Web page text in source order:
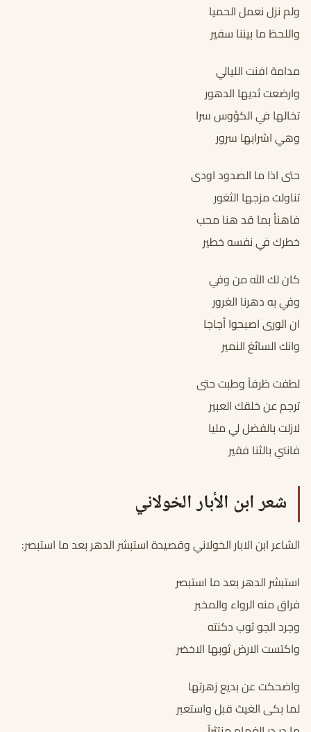
ولم نزل نعمل الحميا
واللحظ ما بيننا سفير
مدامة افنت الليالي
وارضعت ثديها الدهور
تخالها في الكؤوس سرا
وهي اشرابها سرور
حتى اذا ما الصدود اودى
تناولت مزجها الثغور
فاهنأ بما قد هنا محب
خطرك في نفسه خطير
كان لك اللَه من وفي
وفي به دهرنا الغرور
ان الورى اصبحوا أجاجا
وانك السائغ النمير
لطفت ظرفاً وطبت حتى
ترجم عن خلقك العبير
لازلت بالفضل لي مليا
فانني بالثنا فقير
شعر ابن الأبار الخولاني
الشاعر ابن الابار الخولاني وقصيدة استبشر الدهر بعد ما استبصر:
استبشر الدهر بعد ما استبصر
فراق منه الرواء والمخبر
وجرد الجو ثوب دكنته
واكتست الارض ثوبها الاخضر
واضحكت عن بديع زهرتها
لما بكى الغيث قبل واستعبر